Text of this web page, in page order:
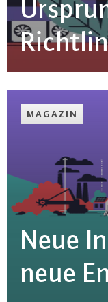
MAGAZIN
Neue
neue